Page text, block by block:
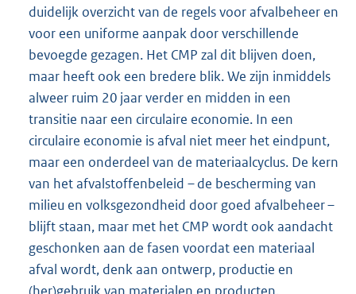
duidelijk overzicht van de regels voor afvalbeheer en
voor een uniforme aanpak door verschillende
bevoegde gezagen. Het CMP zal dit blijven doen,
maar heeft ook een bredere blik. We zijn inmiddels
alweer ruim 20 jaar verder en midden in een
transitie naar een circulaire economie. In een
circulaire economie is afval niet meer het eindpunt,
maar een onderdeel van de materiaalcyclus. De kern
van het afvalstoffenbeleid – de bescherming van
milieu en volksgezondheid door goed afvalbeheer –
blijft staan, maar met het CMP wordt ook aandacht
geschonken aan de fasen voordat een materiaal
afval wordt, denk aan ontwerp, productie en